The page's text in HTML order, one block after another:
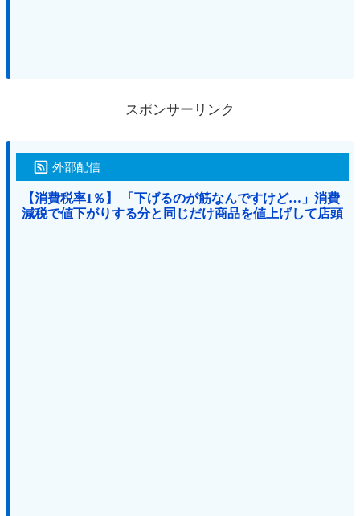
スポンサーリンク
外部配信
【消費税率1％】 「下げるのが筋なんですけど…」消費
減税で値下がりする分と同じだけ商品を値上げして店頭
価格を変えない店も